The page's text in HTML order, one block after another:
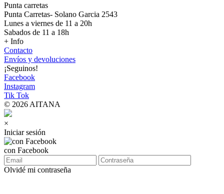
Punta carretas
Punta Carretas- Solano Garcia 2543
Lunes a viernes de 11 a 20h
Sabados de 11 a 18h
+ Info
Contacto
Envíos y devoluciones
¡Seguinos!
Facebook
Instagram
Tik Tok
© 2026 AITANA
×
Iniciar sesión
con Facebook
Olvidé mi contraseña